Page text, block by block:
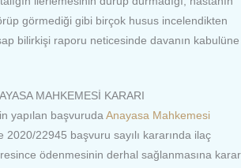
görmediği gibi birçok husus incelendikten
bilirkişi raporu neticesinde davanın kabulüne
MAHKEMESİ KARARI
yapılan başvuruda Anayasa Mahkemesi
2020/22945 başvuru sayılı kararında ilaç
ödenmesinin derhal sağlanmasına karar